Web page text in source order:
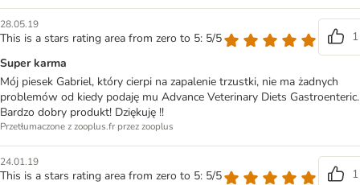
28.05.19
This is a stars rating area from zero to 5: 5/5
1
Super karma
Mój piesek Gabriel, który cierpi na zapalenie trzustki, nie ma żadnych
problemów od kiedy podaję mu Advance Veterinary Diets Gastroenteric.
Bardzo dobry produkt! Dziękuję !!
Przetłumaczone z zooplus.fr przez zooplus
24.01.19
This is a stars rating area from zero to 5: 5/5
1